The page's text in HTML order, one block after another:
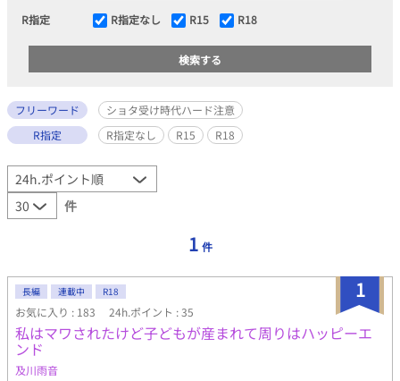
R指定 R指定なし R15 R18
フリーワード
ショタ受け時代ハード注意
R指定
R指定なし R15 R18
件
1 件
1
長編 連載中 R18
お気に入り : 183 24h.ポイント : 35
私はマワされたけど子どもが産まれて周りはハッピーエ
ンド
及川雨音